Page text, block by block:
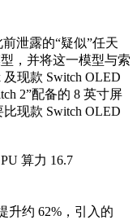
前泄露的“疑似”任天
，并将这一模型与索
及现款 Switch OLED
2”配备的 8 英寸屏
现款 Switch OLED
算力 16.7
升约 62%，引入的